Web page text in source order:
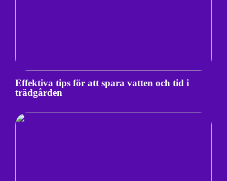
Effektiva tips för att spara vatten och tid i
trädgården